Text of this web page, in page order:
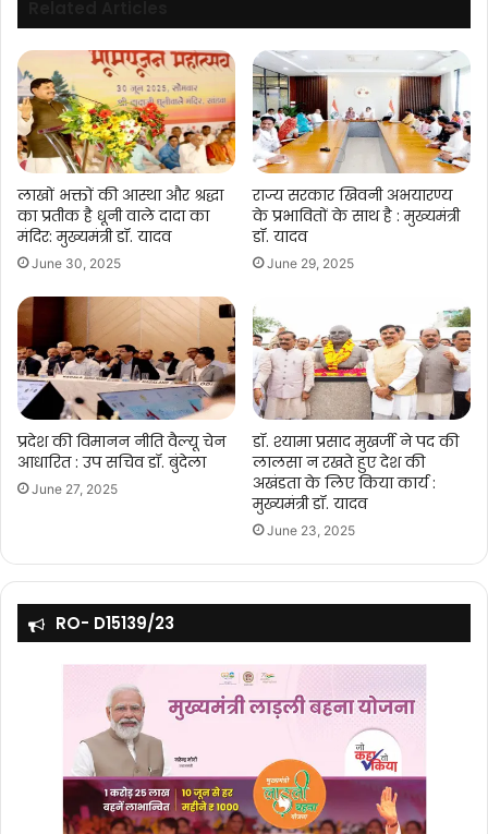
लाखों भक्तों की आस्था और श्रद्धा
का प्रतीक है धूनी वाले दादा का
मंदिर: मुख्यमंत्री डॉ. यादव
June 30, 2025
राज्य सरकार खिवनी अभयारण्य
के प्रभावितों के साथ है : मुख्यमंत्री
डॉ. यादव
June 29, 2025
प्रदेश की विमानन नीति वैल्यू चेन
आधारित : उप सचिव डॉ. बुंदेला
June 27, 2025
डॉ. श्यामा प्रसाद मुखर्जी ने पद की
लालसा न रखते हुए देश की
अखंडता के लिए किया कार्य :
मुख्यमंत्री डॉ. यादव
June 23, 2025
RO- D15139/23